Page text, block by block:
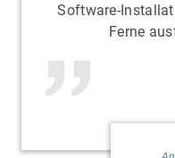
Software-
Ferne